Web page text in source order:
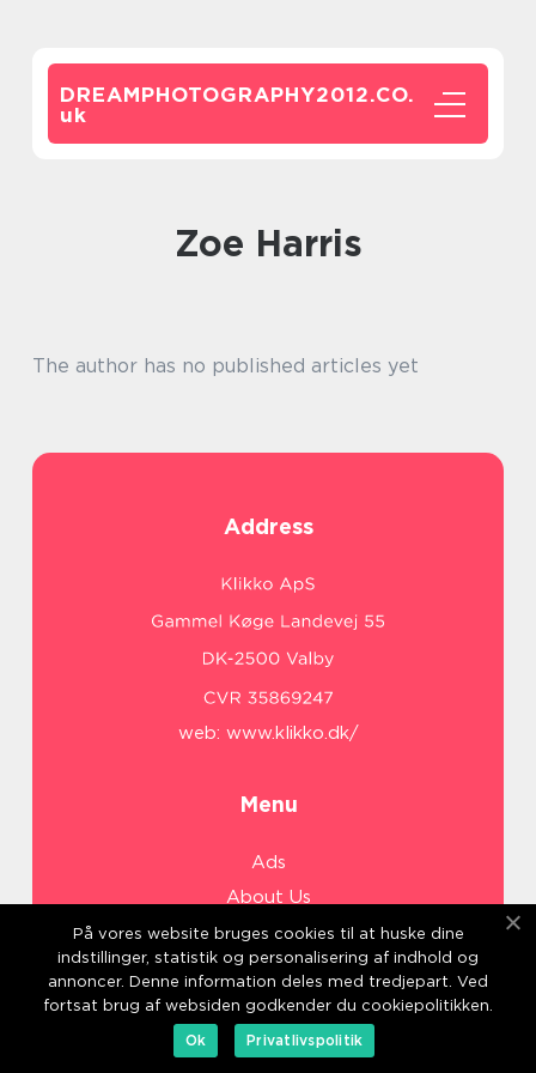
DREAMPHOTOGRAPHY2012.CO.
uk
Zoe Harris
The author has no published articles yet
Address
web: www.klikko.dk/
Menu
Ads
About Us
Cookies
Contact
Sitemap
På vores website bruges cookies til at huske dine
indstillinger, statistik og personalisering af indhold og
annoncer. Denne information deles med tredjepart. Ved
fortsat brug af websiden godkender du cookiepolitikken.
Ok
Privatlivspolitik